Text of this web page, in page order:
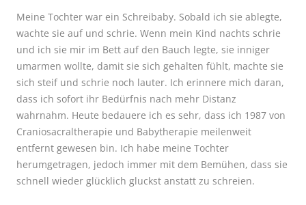
Meine Tochter war ein Schreibaby. Sobald ich sie ablegte,
wachte sie auf und schrie. Wenn mein Kind nachts schrie
und ich sie mir im Bett auf den Bauch legte, sie inniger
umarmen wollte, damit sie sich gehalten fühlt, machte sie
sich steif und schrie noch lauter. Ich erinnere mich daran,
dass ich sofort ihr Bedürfnis nach mehr Distanz
wahrnahm. Heute bedauere ich es sehr, dass ich 1987 von
Craniosacraltherapie und Babytherapie meilenweit
entfernt gewesen bin. Ich habe meine Tochter
herumgetragen, jedoch immer mit dem Bemühen, dass sie
schnell wieder glücklich gluckst anstatt zu schreien.